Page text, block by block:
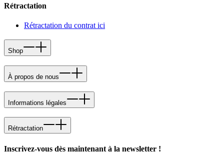
Rétractation
Rétractation du contrat ici
Shop
À propos de nous
Informations légales
Rétractation
Inscrivez-vous dès maintenant à la newsletter !